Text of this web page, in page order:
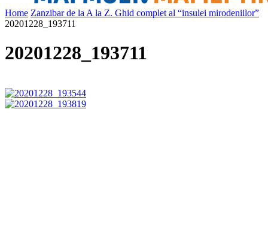
Home Zanzibar de la A la Z. Ghid complet al “insulei mirodeniilor”
20201228_193711
20201228_193711